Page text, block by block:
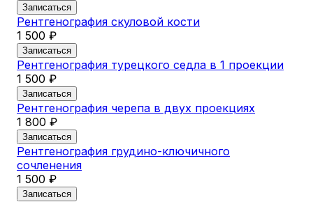
Записаться
Рентгенография скуловой кости
1 500 ₽
Записаться
Рентгенография турецкого седла в 1 проекции
1 500 ₽
Записаться
Рентгенография черепа в двух проекциях
1 800 ₽
Записаться
Рентгенография грудино-ключичного
сочленения
1 500 ₽
Записаться